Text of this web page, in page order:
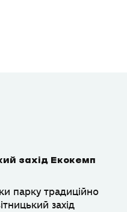
захід Екокемп
парку традиційно
захід